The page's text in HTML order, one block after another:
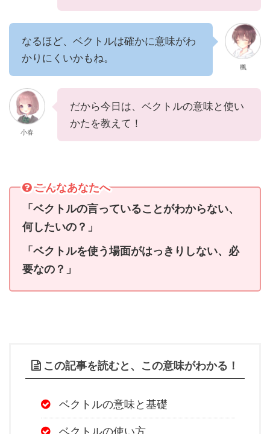
なるほど、ベクトルは確かに意味がわ
かりにくいかもね。
楓
小春
だから今日は、ベクトルの意味と使い
かたを教えて！
こんなあなたへ
「ベクトルの言っていることがわからない、
何したいの？」
「ベクトルを使う場面がはっきりしない、必
要なの？」
この記事を読むと、この意味がわかる！
ベクトルの意味と基礎
ベクトルの使い方